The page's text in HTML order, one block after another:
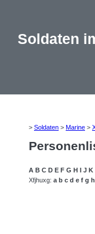
Soldaten
> Soldaten > Marine >
A B C D E F G H I J K
Xfjhuxg: a b c d e f g h